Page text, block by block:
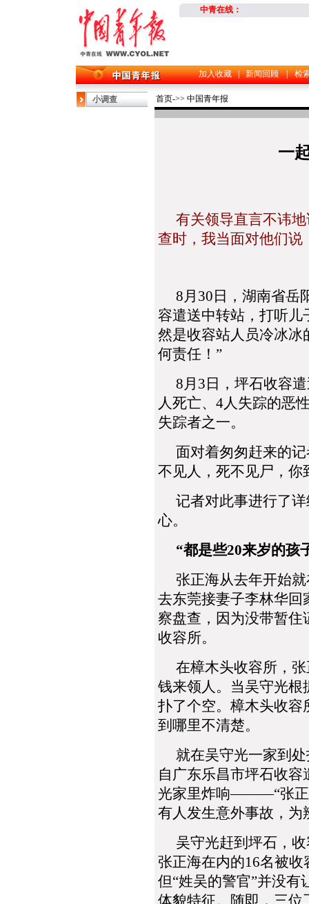
中青在线 ：
加入收藏 | 新闻回顾 | 检
小调查 首页->> 中国青年报
一
有关领导直言不讳
查时，我当面对他们说
8月30日，湖南省岳
容遣送中转站，打听
然是收容站人员冷冰
何责任！”
8月3日，坪石收容遣
人死亡、4人失踪的恶
失踪者之一。
面对着匆匆赶来的记
不见人，死不见尸，你
记者对此事进行了详
心。
“都是些20来岁的孩
张正海从去年开始就
去东莞接妻子李林华
察盘查，因为没带暂住
收容所。
在樟木头收容所，张
钱来领人。当吴守光
扑了个空。樟木头收
到哪里不清楚。
就在吴守光一家到处
自广东乐昌市坪石收
光家里炸响―――“张正
有人发生意外事故，为
吴守光赶到坪石，收
张正海在内的16名被
但“姓吴的警官”并没
体貌特征。随即，三